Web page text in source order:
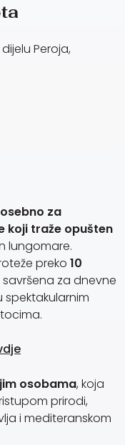
Peroja,
za
koji traže opušten
lungomare.
preko 10
savršena za dnevne
spektakularnim
osobama, koja
prirodi,
i mediteranskom